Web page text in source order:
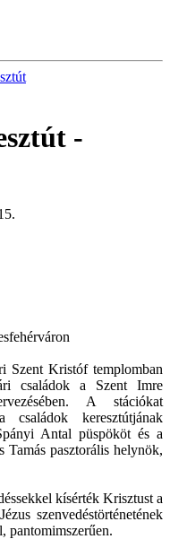
-
Szent Kristóf templomban
családok a Szent Imre
A stációkat
családok keresztútjának
Antal püspököt és a
Tamás pasztorális helynök,
kísérték Krisztust a
szenvedéstörténetének
pantomimszerűen.